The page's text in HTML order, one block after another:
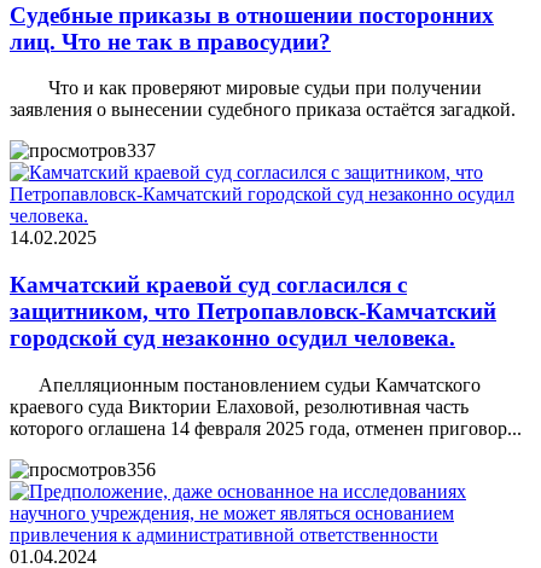
Судебные приказы в отношении посторонних
лиц. Что не так в правосудии?
Что и как проверяют мировые судьи при получении
заявления о вынесении судебного приказа остаётся загадкой.
337
14.02.2025
Камчатский краевой суд согласился с
защитником, что Петропавловск-Камчатский
городской суд незаконно осудил человека.
Апелляционным постановлением судьи Камчатского
краевого суда Виктории Елаховой, резолютивная часть
которого оглашена 14 февраля 2025 года, отменен приговор...
356
01.04.2024